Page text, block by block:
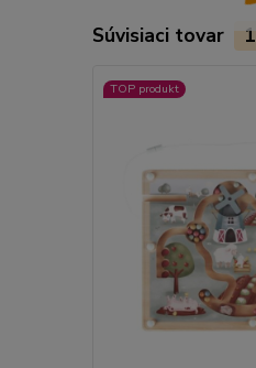
Súvisiaci tovar 1
TOP produkt